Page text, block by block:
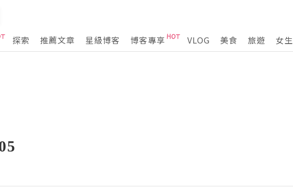
探索
推薦文章 星級博客 博客專享 VLOG 美食 旅遊 女生